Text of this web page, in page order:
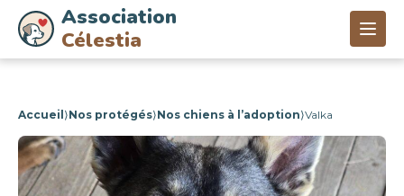
Association
Célestia
Accueil ⟩Nos protégés⟩Nos chiens à l’adoption⟩Valka